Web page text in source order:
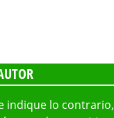
indique lo contrario,